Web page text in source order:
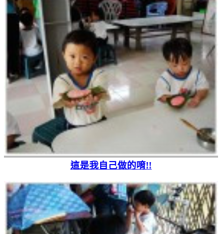
這是我自己做的唷!!